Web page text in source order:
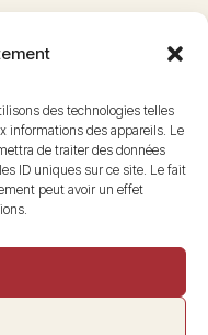
des technologies telles
informations des appareils. Le
de traiter des données
ID uniques sur ce site. Le fait
peut avoir un effet
Grade